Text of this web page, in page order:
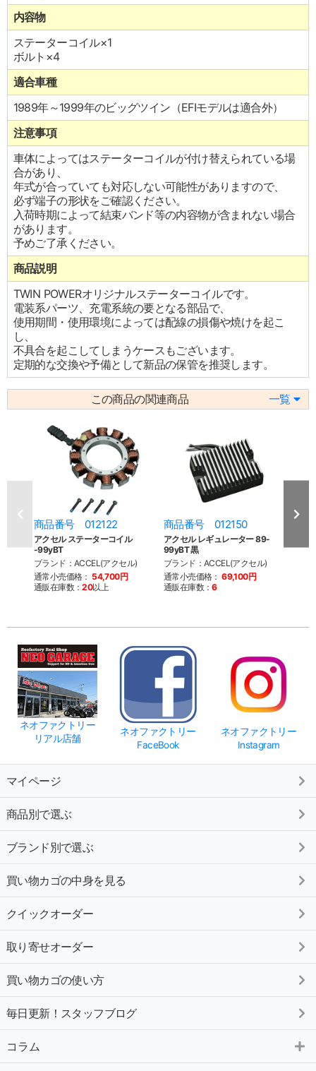
内容物
ステーターコイル×1
ボルト×4
適合車種
1989年～1999年のビッグツイン（EFIモデルは適合外）
注意事項
車体によってはステーターコイルが付け替えられている場
合があり、
年式が合っていても対応しない可能性がありますので、
必ず端子の形状をご確認ください。
入荷時期によって結束バンド等の内容物が含まれない場合
があります。
予めご了承ください。
商品説明
TWIN POWERオリジナルステーターコイルです。
電装系パーツ、充電系統の要となる部品で、
使用期間・使用環境によっては配線の損傷や焼けを起こ
し、
不具合を起こしてしまうケースもございます。
定期的な交換や予備として新品の保管を推奨します。
この商品の関連商品 一覧
商品番号 012122
アクセル ステーターコイル
-99yBT
ブランド：ACCEL(アクセル)
通常小売価格： 54,700円
通販在庫数：20以上
商品番号 012150
アクセル レギュレーター 89-
99yBT 黒
ブランド：ACCEL(アクセル)
通常小売価格： 69,100円
通販在庫数：6
ロー
ネオファクトリー
リアル店舗
ネオファクトリー
FaceBook
ネオファクトリー
Instagram
マイページ
商品別で選ぶ
ブランド別で選ぶ
買い物カゴの中身を見る
クイックオーダー
取り寄せオーダー
買い物カゴの使い方
毎日更新！スタッフブログ
コラム